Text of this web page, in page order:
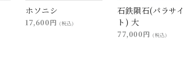
ホソニシ
17,600円 (税込)
石鉄隕石(パラサイ
ト) 大
77,000円 (税込)